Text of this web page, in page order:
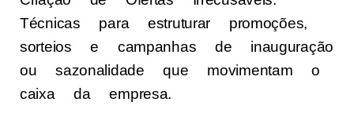
Técnicas para estruturar promoções,
sorteios e campanhas de inauguração
ou sazonalidade que movimentam o
caixa da empresa.